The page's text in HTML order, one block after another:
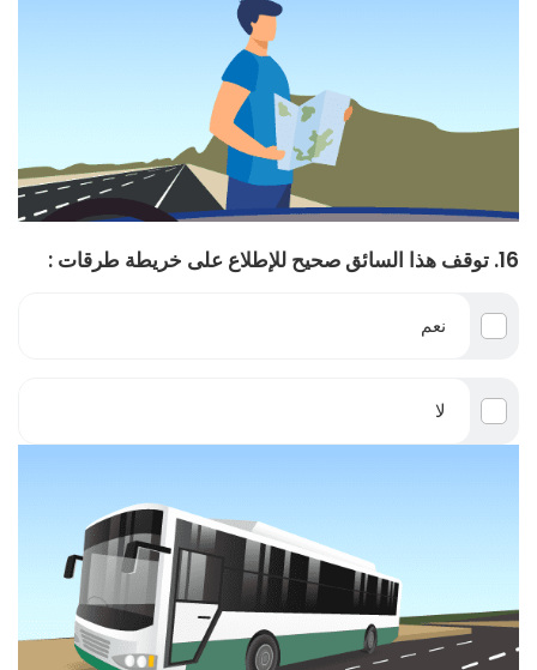
16. توقف هذا السائق صحيح للإطلاع على خريطة طرقات :
نعم
لا